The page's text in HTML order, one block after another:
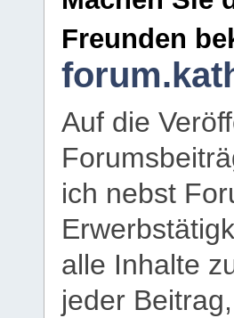
Freunden
Auf die
ich nebst
alle Inhalte
jeder